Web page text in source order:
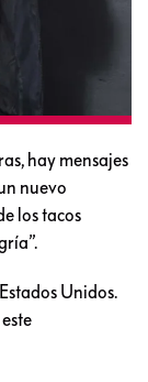
hay mensajes
nuevo
los tacos
Unidos.